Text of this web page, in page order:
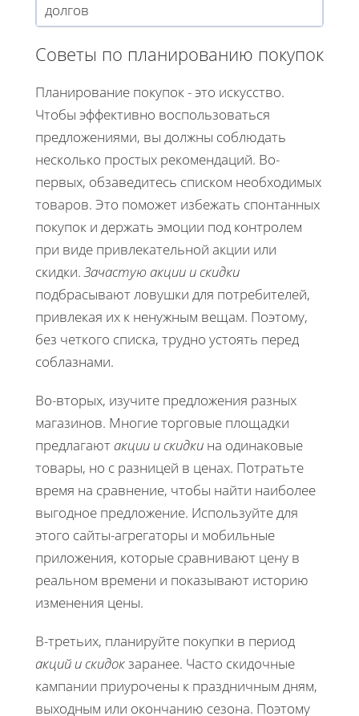
долгов
Советы по планированию покупок
Планирование покупок - это искусство.
Чтобы эффективно воспользоваться
предложениями, вы должны соблюдать
несколько простых рекомендаций. Во-
первых, обзаведитесь списком необходимых
товаров. Это поможет избежать спонтанных
покупок и держать эмоции под контролем
при виде привлекательной акции или
скидки.Зачастую акции и скидки
подбрасывают ловушки для потребителей,
привлекая их к ненужным вещам. Поэтому,
без четкого списка, трудно устоять перед
соблазнами.
Во-вторых, изучите предложения разных
магазинов. Многие торговые площадки
предлагают акции и скидки на одинаковые
товары, но с разницей в ценах. Потратьте
время на сравнение, чтобы найти наиболее
выгодное предложение. Используйте для
этого сайты-агрегаторы и мобильные
приложения, которые сравнивают цену в
реальном времени и показывают историю
изменения цены.
В-третьих, планируйте покупки в период
акций и скидокзаранее. Часто скидочные
кампании приурочены к праздничным дням,
выходным или окончанию сезона. Поэтому